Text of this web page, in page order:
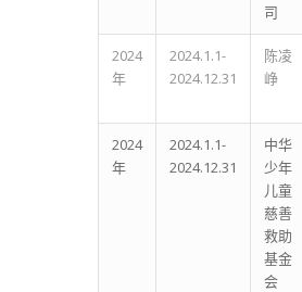
司
2024
年
2024.1.1-
2024.12.31
陈凌
峥
2024
年
2024.1.1-
2024.12.31
中华
少年
儿童
慈善
救助
基金
会